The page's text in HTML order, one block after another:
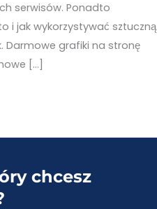
serwisów. Ponadto
i jak wykorzystywać sztuczną
Darmowe grafiki na stronę
[…]
chcesz